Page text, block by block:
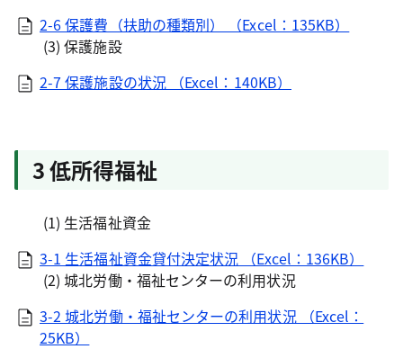
2-6 保護費（扶助の種類別） （Excel：135KB）
(3) 保護施設
2-7 保護施設の状況 （Excel：140KB）
3 低所得福祉
(1) 生活福祉資金
3-1 生活福祉資金貸付決定状況 （Excel：136KB）
(2) 城北労働・福祉センターの利用状況
3-2 城北労働・福祉センターの利用状況 （Excel：
25KB）